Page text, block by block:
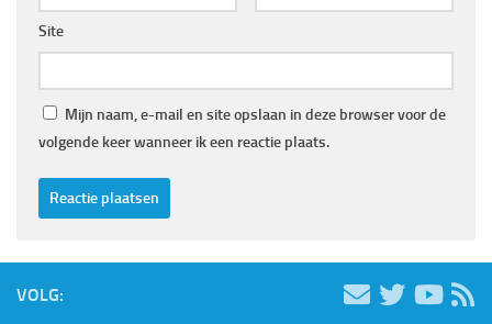
Site
Mijn naam, e-mail en site opslaan in deze browser voor de
volgende keer wanneer ik een reactie plaats.
VOLG: